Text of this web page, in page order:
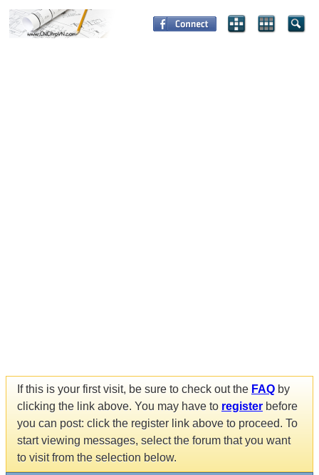
If this is your first visit, be sure to check out the FAQ by
clicking the link above. You may have to register before
you can post: click the register link above to proceed. To
start viewing messages, select the forum that you want
to visit from the selection below.